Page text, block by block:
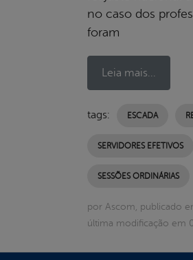
no caso dos
foram
Leia mais...
tags: ESCADA
SERVIDORES EFETIVOS
SESSÕES ORDINÁRIAS
por Ascom, publicado
última modificação em